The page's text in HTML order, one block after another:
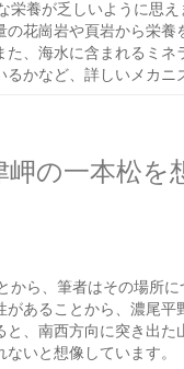
養が乏しいように思え
花崗岩や頁岩から栄
、海水に含まれるミネ
かなど、詳しいメカニ
の一本松を
から、筆者はその場所
があることから、濃尾
、南西方向に突き出た
いと想像しています。